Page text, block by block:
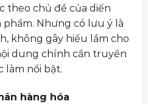
theo chủ đề của diến
Nhưng có lưu ý là
không gây hiểu lầm cho
dung chính cần truyền
làm nổi bật.
hàng hóa